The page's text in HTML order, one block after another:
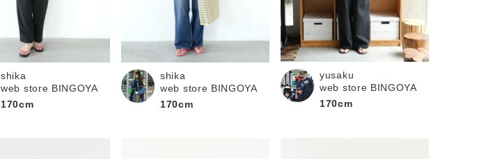
shika
web store BINGOYA
170cm
shika
web store BINGOYA
170cm
yusaku
web store BINGOYA
170cm